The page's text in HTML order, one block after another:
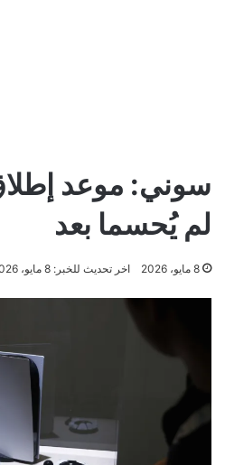
لم يُحسما بعد
8 مايو، 2026 اخر تحديث للخبر: 8 مايو، 2026